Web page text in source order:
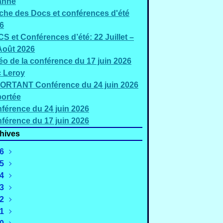
des Docs et conférences d'été
et Conférences d’été: 22 Juillet –
2026
de la conférence du 17 juin 2026
Leroy
Conférence du 24 juin 2026
du 24 juin 2026
du 17 juin 2026
(2)